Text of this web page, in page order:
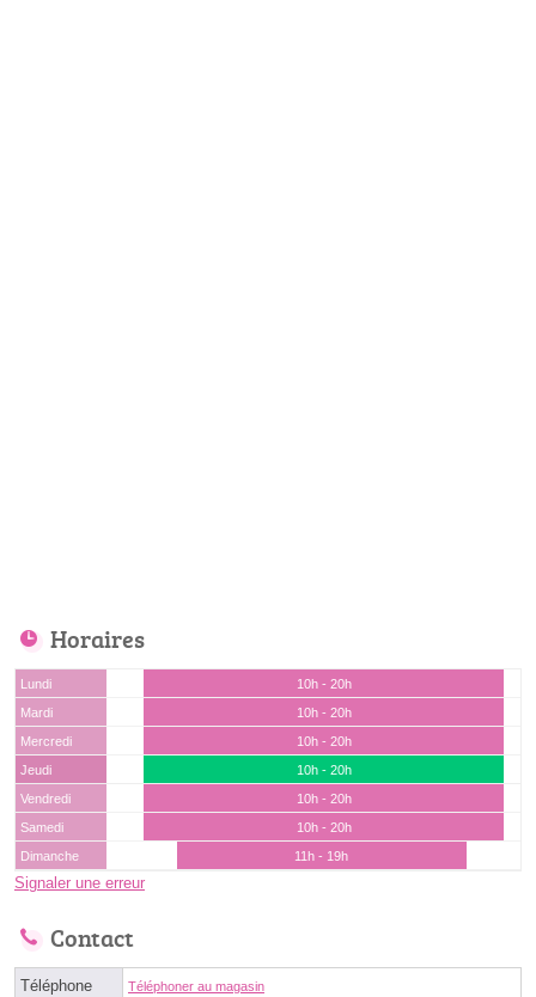
Horaires
Lundi
10h - 20h
Mardi
10h - 20h
Mercredi
10h - 20h
Jeudi
10h - 20h
Vendredi
10h - 20h
Samedi
10h - 20h
Dimanche
11h - 19h
Signaler une erreur
Contact
Téléphone Téléphoner au magasin